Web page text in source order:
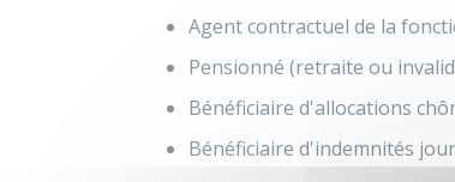
Agent contractuel de la
Pensionné (retraite ou
Bénéficiaire d'allocations
Bénéficiaire d'indemnités